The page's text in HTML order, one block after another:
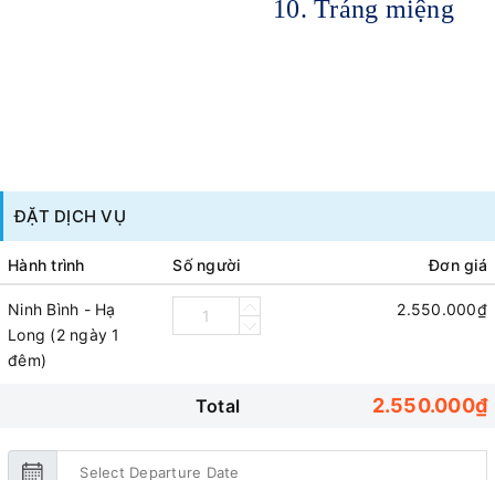
10. Tráng miệng
ĐẶT DỊCH VỤ
Hành trình Số người Đơn giá
Ninh Bình - Hạ
Long (2 ngày 1
đêm)
2.550.000₫
Total 2.550.000₫